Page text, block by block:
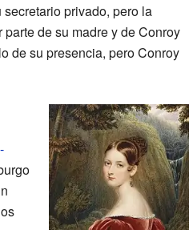
privado, pero la
de su madre y de Conroy
de su presencia, pero Conroy